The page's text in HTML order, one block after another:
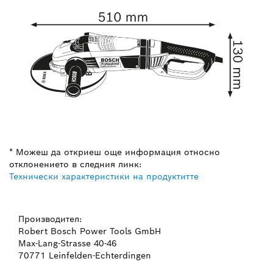
* Можеш да откриеш още информация относно
отклонението в следния линк:
Технически характеристики на продуктитте
Производител:
Robert Bosch Power Tools GmbH
Max-Lang-Strasse 40-46
70771 Leinfelden-Echterdingen